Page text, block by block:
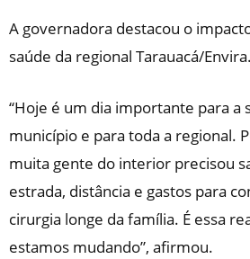
A governadora destacou o
saúde da regional Tarauacá/Envira.
“Hoje é um dia importante para a
município e para toda a regional.
muita gente do interior precisou
estrada, distância e gastos para
cirurgia longe da família. É essa
estamos mudando”, afirmou.